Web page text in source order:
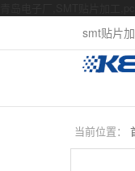
smt贴片
当前位置：